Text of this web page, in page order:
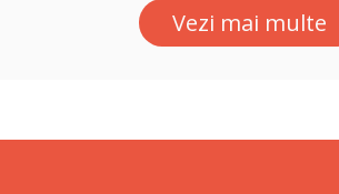
Vezi mai multe